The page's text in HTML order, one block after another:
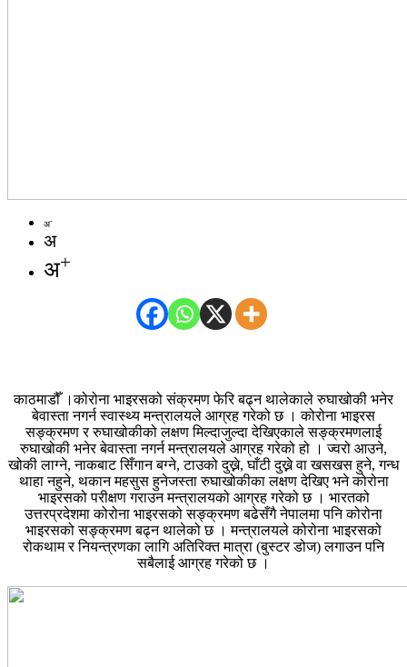
अ-
अ
अ+
काठमाडौँ ।कोरोना भाइरसको संक्रमण फेरि बढ्न थालेकाले रुघाखोकी भनेर
बेवास्ता नगर्न स्वास्थ्य मन्त्रालयले आग्रह गरेको छ । कोरोना भाइरस
सङ्क्रमण र रुघाखोकीको लक्षण मिल्दाजुल्दा देखिएकाले सङ्क्रमणलाई
रुघाखोकी भनेर बेवास्ता नगर्न मन्त्रालयले आग्रह गरेको हो । ज्वरो आउने,
खोकी लाग्ने, नाकबाट सिँगान बग्ने, टाउको दुख्ने, घाँटी दुख्ने वा खसखस हुने, गन्ध
थाहा नहुने, थकान महसुस हुनेजस्ता रुघाखोकीका लक्षण देखिए भने कोरोना
भाइरसको परीक्षण गराउन मन्त्रालयको आग्रह गरेको छ । भारतको
उत्तरप्रदेशमा कोरोना भाइरसको सङ्क्रमण बढेसँगै नेपालमा पनि कोरोना
भाइरसको सङ्क्रमण बढ्न थालेको छ । मन्त्रालयले कोरोना भाइरसको
रोकथाम र नियन्त्रणका लागि अतिरिक्त मात्रा (बुस्टर डोज) लगाउन पनि
सबैलाई आग्रह गरेको छ ।